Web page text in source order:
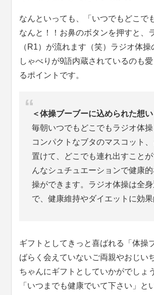
なんといっても、「いつでもどこで
なんと！！お鼻のボタンを押すと、
（R1）が流れます（笑）ラジオ体
しゃべりが9語内蔵されているのも愛
るポイントです。
＜体操ブーブーに込められた想い
毎朝いつでもどこでもラジオ体操
コンパクトなブタのマスコット
置けて、どこでも連れ出すこと
んなシュチュエーションで健康
操ができます。ラジオ体操は全
で、健康維持やダイエットに効果
ギフトとしてきっと喜ばれる「体操
ばらく会えていないご両親やおじい
ちゃんにギフトとしていかがでしょ
「いつまでも健康でいて下さい」と